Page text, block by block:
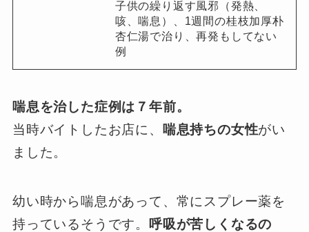
子供の繰り返す風邪（発熱、
咳、喘息）、1週間の桂枝加厚朴
杏仁湯で治り、再発もしてない
例
喘息を治した症例は７年前。
当時バイトしたお店に、 喘息持ちの女性がい
ました。
幼い時から喘息があって、常にスプレー薬を
持っているそうです。
呼吸が苦しくなるの